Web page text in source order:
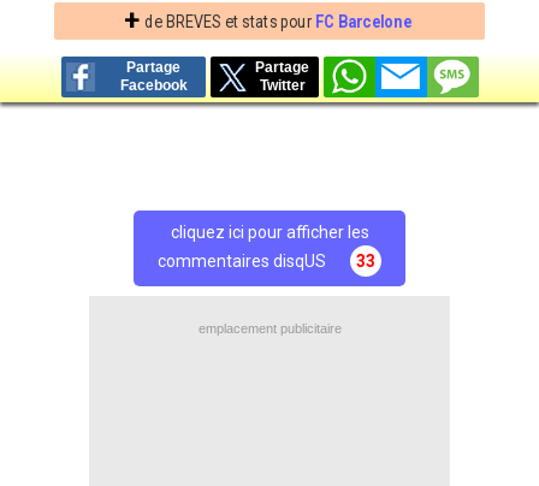
+ de BREVES et stats pour FC Barcelone
Partage
Facebook
Partage
Twitter
cliquez ici pour afficher les
commentaires disqUS
33
emplacement publicitaire